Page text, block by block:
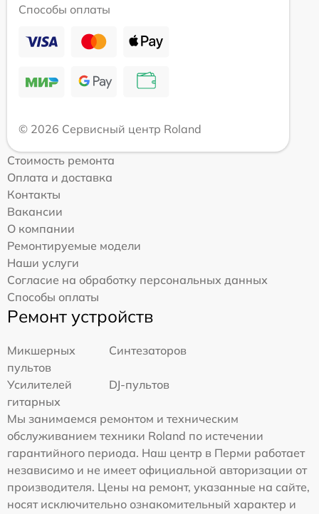
Способы оплаты
© 2026 Сервисный центр Roland
Стоимость ремонта
Оплата и доставка
Контакты
Вакансии
О компании
Ремонтируемые модели
Наши услуги
Согласие на обработку персональных данных
Способы оплаты
Ремонт устройств
Микшерных
пультов
Синтезаторов
Усилителей
гитарных
DJ-пультов
Мы занимаемся ремонтом и техническим
обслуживанием техники Roland по истечении
гарантийного периода. Наш центр в Перми работает
независимо и не имеет официальной авторизации от
производителя. Цены на ремонт, указанные на сайте,
носят исключительно ознакомительный характер и